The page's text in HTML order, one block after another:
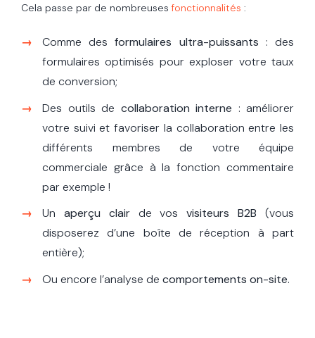
Cela passe par de nombreusesfonctionnalités :
Comme desformulaires ultra-puissants : des
formulaires optimisés pour exploser votre taux
de conversion;
Des outils de collaboration interne : améliorer
votre suivi et favoriser la collaboration entre les
différents membres de votre équipe
commerciale grâce à la fonction commentaire
par exemple !
Un aperçu clairde vos visiteurs B2B (vous
disposerez d’une boîte de réception à part
entière);
Ou encore l’analyse de comportements on-site.